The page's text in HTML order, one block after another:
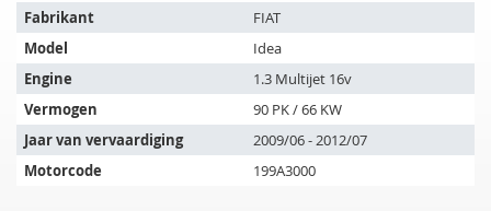
Het
artikel
past
op
de
volgende
voertuigen:
Fabrikant
FIAT
Model
Idea
Engine
1.3 Multijet 16v
Vermogen
90 PK / 66 KW
Jaar van vervaardiging
2009/06 - 2012/07
Motorcode
199A3000